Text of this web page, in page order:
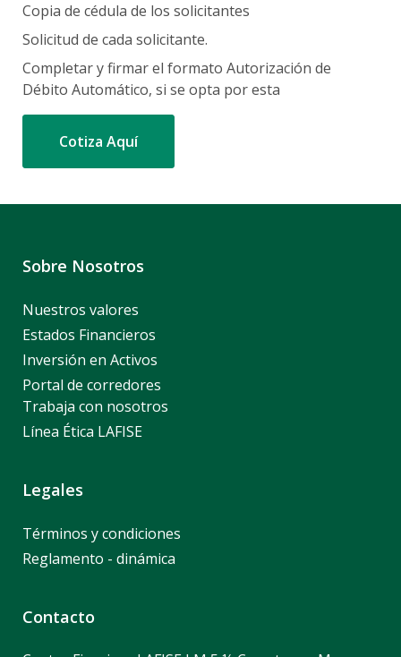
Copia de cédula de los solicitantes
Solicitud de cada solicitante.
Completar y firmar el formato Autorización de
Débito Automático, si se opta por esta
Cotiza Aquí
Sobre Nosotros
Nuestros valores
Estados Financieros
Inversión en Activos
Portal de corredores
Trabaja con nosotros
Línea Ética LAFISE
Legales
Términos y condiciones
Reglamento - dinámica
Contacto